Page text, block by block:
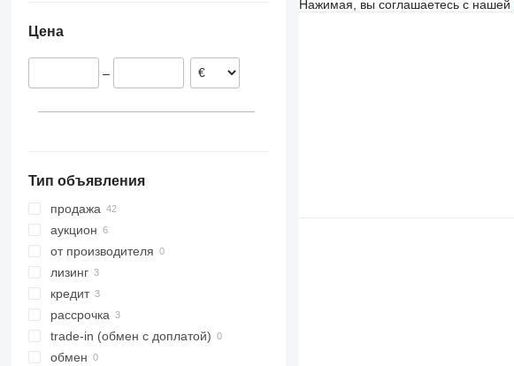
Латвия
Швеция
Цена
–
Тип объявления
продажа
аукцион
от производителя
лизинг
кредит
рассрочка
trade-in (обмен с доплатой)
обмен
Нажимая, вы соглашаетесь с нашей